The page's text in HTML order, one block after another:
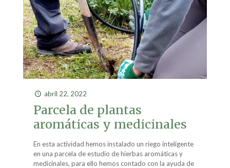
abril 22, 2022
Parcela de plantas
aromáticas y medicinales
En esta actividad hemos instalado un riego inteligente
en una parcela de estudio de hierbas aromáticas y
medicinales, para ello hemos contado con la ayuda de